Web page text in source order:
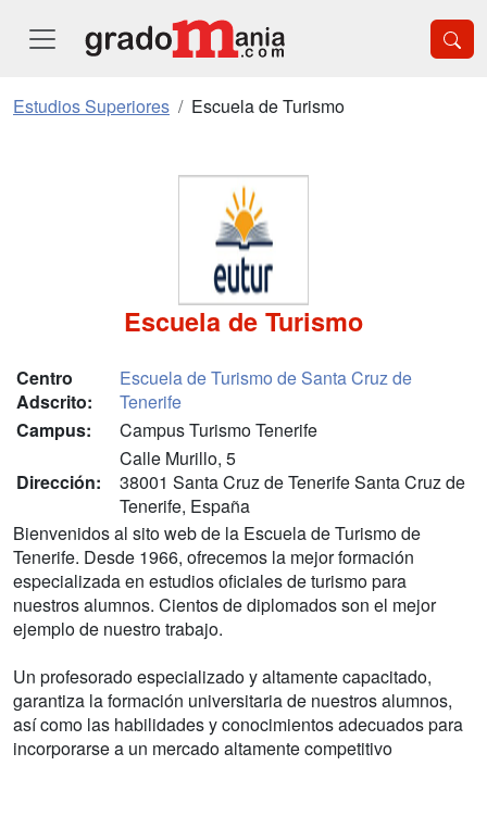
Estudios Superiores Escuela de Turismo
Escuela de Turismo
Centro
Adscrito:
Escuela de Turismo de Santa Cruz de
Tenerife
Campus:
Campus Turismo Tenerife
Dirección:
Calle Murillo, 5
38001 Santa Cruz de Tenerife Santa Cruz de
Tenerife, España
Bienvenidos al sito web de la Escuela de Turismo de
Tenerife. Desde 1966, ofrecemos la mejor formación
especializada en estudios oficiales de turismo para
nuestros alumnos. Cientos de diplomados son el mejor
ejemplo de nuestro trabajo.
Un profesorado especializado y altamente capacitado,
garantiza la formación universitaria de nuestros alumnos,
así como las habilidades y conocimientos adecuados para
incorporarse a un mercado altamente competitivo